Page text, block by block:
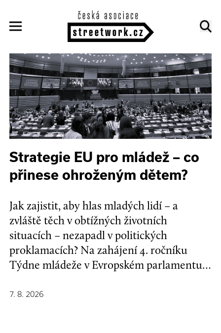
Strategie EU pro mládež – co
přinese ohroženým dětem?
Jak zajistit, aby hlas mladých lidí – a
zvláště těch v obtížných životních
situacích – nezapadl v politických
proklamacích? Na zahájení 4. ročníku
Týdne mládeže v Evropském parlamentu v
stakeholdeři zapojili do formulování nové
7. 8. 2026